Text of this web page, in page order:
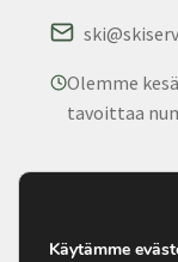
Olemme
tavoittaa
© 2025 Ski
1988.
Käytämme